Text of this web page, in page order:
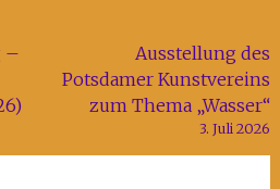
–
Ausstellung des
Potsdamer Kunstvereins
zum Thema „Wasser“
3. Juli 2026